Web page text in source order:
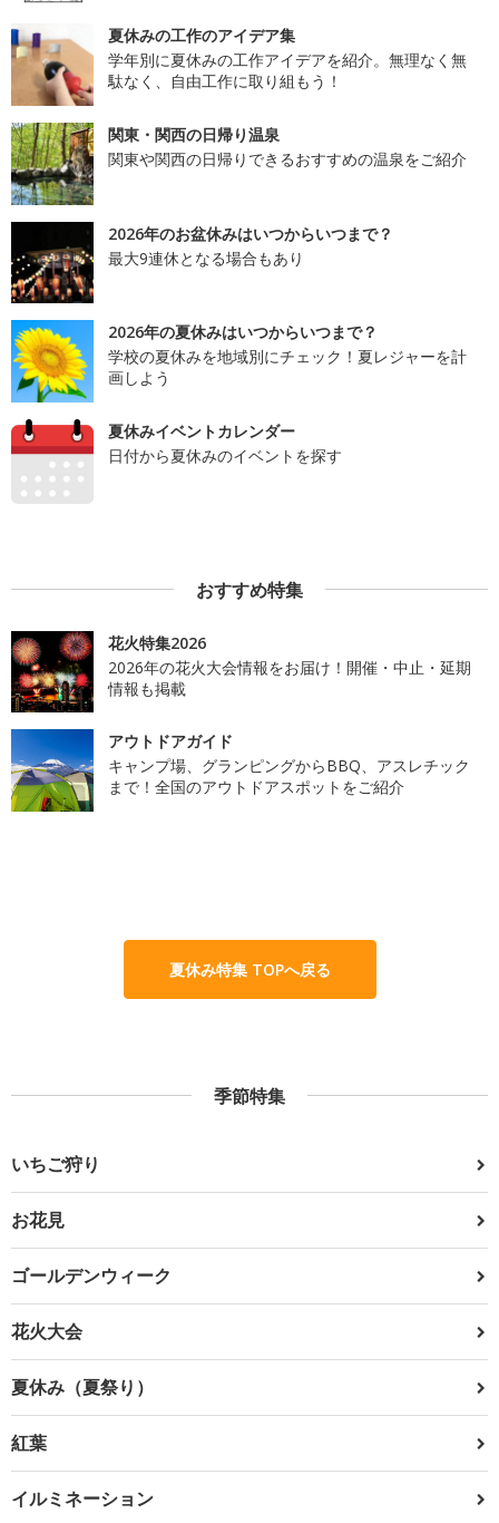
夏休みの工作のアイデア集
学年別に夏休みの工作アイデアを紹介。無理なく無
駄なく、自由工作に取り組もう！
関東・関西の日帰り温泉
関東や関西の日帰りできるおすすめの温泉をご紹介
2026年のお盆休みはいつからいつまで？
最大9連休となる場合もあり
2026年の夏休みはいつからいつまで？
学校の夏休みを地域別にチェック！夏レジャーを計
画しよう
夏休みイベントカレンダー
日付から夏休みのイベントを探す
おすすめ特集
花火特集2026
2026年の花火大会情報をお届け！開催・中止・延期
情報も掲載
アウトドアガイド
キャンプ場、グランピングからBBQ、アスレチック
まで！全国のアウトドアスポットをご紹介
夏休み特集 TOPへ戻る
季節特集
いちご狩り
お花見
ゴールデンウィーク
花火大会
夏休み（夏祭り）
紅葉
イルミネーション